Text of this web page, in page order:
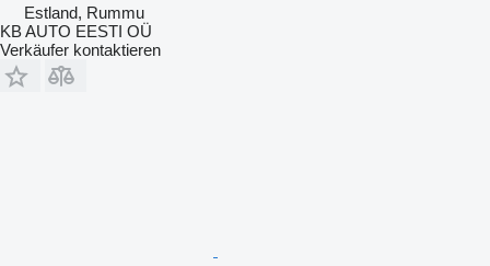
Estland, Rummu
KB AUTO EESTI OÜ
Verkäufer kontaktieren